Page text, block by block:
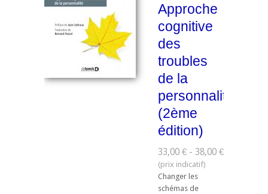
Approche
cognitive
des
troubles
de la
personnalité
(2ème
édition)
33,00 € - 38,00 €
Changer les
schémas de